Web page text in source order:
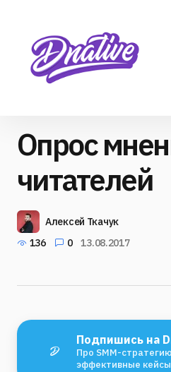
Опрос
читателей
Алексей Ткачук
136
0 13.08.2017
Подпишись на
Про SMM-
эффективные кейсы